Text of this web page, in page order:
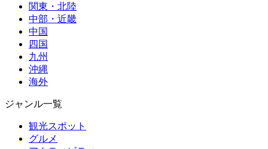
関東・北陸
中部・近畿
中国
四国
九州
沖縄
海外
ジャンル一覧
観光スポット
グルメ